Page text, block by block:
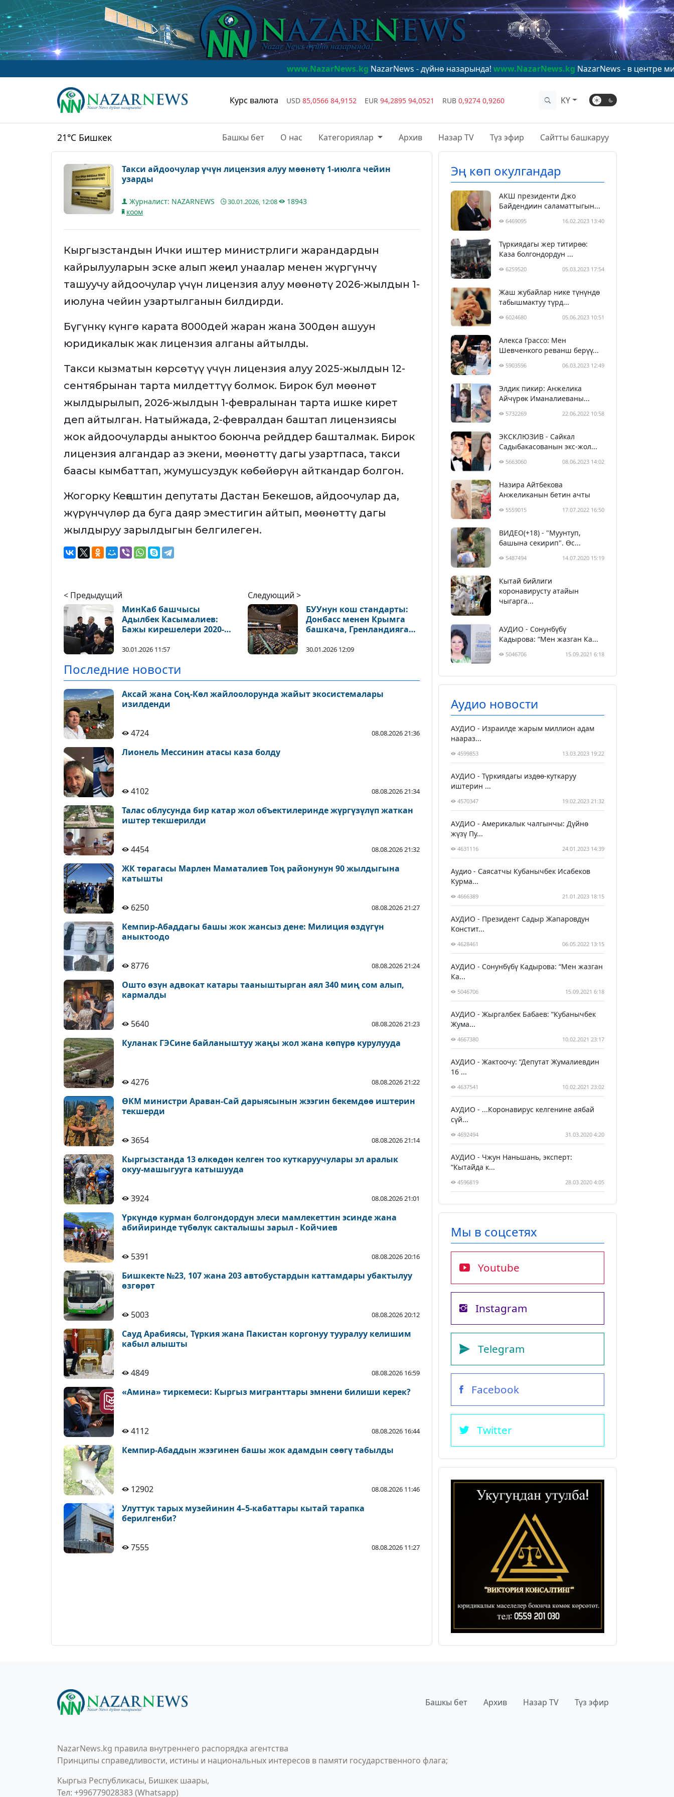
www.NazarNews.kgNazarNews - дүйнө назарында!www.NazarNews.kgNazarNews - в центре мирового
Курс валюта USD 85,0566 84,9152 EUR 94,2895 94,0521 RUB 0,9274 0,9260 KY
21°C Бишкек Башкы бет О нас Категориялар Архив Назар TV Түз эфир Сайтты башкаруу
Такси айдоочулар үчүн лицензия алуу мөөнөтү 1-июлга чейин
узарды
Журналист: NAZARNEWS 30.01.2026, 12:08
18943
коом
Кыргызстандын Ички иштер министрлиги жарандардын
кайрылууларын эске алып жеңил унаалар менен жүргүнчү
ташуучу айдоочулар үчүн лицензия алуу мөөнөтү 2026-жылдын 1-
июлуна чейин узартылганын билдирди.
Бүгүнкү күнгө карата 8000дей жаран жана 300дөн ашуун
юридикалык жак лицензия алганы айтылды.
Такси кызматын көрсөтүү үчүн лицензия алуу 2025-жылдын 12-
сентябрынан тарта милдеттүү болмок. Бирок бул мөөнөт
жылдырылып, 2026-жылдын 1-февралынан тарта ишке кирет
деп айтылган. Натыйжада, 2-февралдан баштап лицензиясы
жок айдоочуларды аныктоо боюнча рейддер башталмак. Бирок
лицензия алгандар аз экени, мөөнөттү дагы узартпаса, такси
баасы кымбаттап, жумушсуздук көбөйөрүн айткандар болгон.
Жогорку Кеңештин депутаты Дастан Бекешов, айдоочулар да,
жүрүнчүлөр да буга даяр эместигин айтып, мөөнөттү дагы
жылдыруу зарылдыгын белгилеген.
< Предыдущий
МинКаб башчысы
Адылбек Касымалиев:
Бажы кирешелери 2020-
эсеге өстү
30.01.2026 11:57
Следующий >
БУУнун кош стандарты:
Донбасс менен Крымга
башкача, Гренландияга
30.01.2026 12:09
Последние новости
Аксай жана Соң-Көл жайлоолорунда жайыт экосистемалары
изилденди
4724 08.08.2026 21:36
Лионель Мессинин атасы каза болду
4102 08.08.2026 21:34
Талас облусунда бир катар жол объектилеринде жүргүзүлүп жаткан
иштер текшерилди
4454 08.08.2026 21:32
ЖК төрагасы Марлен Маматалиев Тоң районунун 90 жылдыгына
катышты
6250 08.08.2026 21:27
Кемпир-Абаддагы башы жок жансыз дене: Милиция өздүгүн
аныктоодо
8776 08.08.2026 21:24
Ошто өзүн адвокат катары тааныштырган аял 340 миң сом алып,
кармалды
5640 08.08.2026 21:23
Куланак ГЭСине байланыштуу жаңы жол жана көпүрө курулууда
4276 08.08.2026 21:22
ӨКМ министри Араван-Сай дарыясынын жээгин бекемдөө иштерин
текшерди
3654 08.08.2026 21:14
Кыргызстанда 13 өлкөдөн келген тоо куткаруучулары эл аралык
окуу-машыгууга катышууда
3924 08.08.2026 21:01
Үркүндө курман болгондордун элеси мамлекеттин эсинде жана
абийиринде түбөлүк сакталышы зарыл - Койчиев
5391 08.08.2026 20:16
Бишкекте №23, 107 жана 203 автобустардын каттамдары убактылуу
өзгөрөт
5003 08.08.2026 20:12
Сауд Арабиясы, Түркия жана Пакистан коргонуу тууралуу келишим
кабыл алышты
4849 08.08.2026 16:59
«Амина» тиркемеси: Кыргыз мигранттары эмнени билиши керек?
4112 08.08.2026 16:44
Кемпир-Абаддын жээгинен башы жок адамдын сөөгү табылды
12902 08.08.2026 11:46
Улуттук тарых музейинин 4–5-кабаттары кытай тарапка
берилгенби?
7555 08.08.2026 11:27
Эң көп окулгандар
АКШ президенти Джо
Байдендиин саламаттыгын...
6469095 16.02.2023 13:40
Түркиядагы жер титирөө:
Каза болгондордун ...
6259520 05.03.2023 17:54
Жаш жубайлар нике түнүндө
табышмактуу түрд...
6024680 05.06.2023 10:51
Алекса Грассо: Мен
Шевченкого реванш берүү...
5903596 06.03.2023 12:49
Элдик пикир: Анжелика
Айчүрөк Иманалиеваны...
5732269 22.06.2022 10:58
ЭКСКЛЮЗИВ - Сайкал
Садыбакасованын экс-жол...
5663060 08.06.2023 14:02
Назира Айтбекова
Анжеликанын бетин ачты
5559015 17.07.2022 16:50
ВИДЕО(+18) - "Муунтуп,
башына секирип". Өс...
5487494 14.07.2020 15:19
Кытай бийлиги
коронавирусту атайын
чыгарга...
АУДИО - Сонунбүбү
Кадырова: “Мен жазган Ка...
5046706 15.09.2021 6:18
Аудио новости
АУДИО - Израилде жарым миллион адам
наараз...
4599853 13.03.2023 19:22
АУДИО - Түркиядагы издөө-куткаруу
иштерин ...
4570347 19.02.2023 21:32
АУДИО - Америкалык чалгынчы: Дүйнө
жүзү Пу...
4631116 24.01.2023 14:39
Аудио - Саясатчы Кубанычбек Исабеков
Курма...
4666389 21.01.2023 18:15
АУДИО - Президент Садыр Жапаровдун
Констит...
4628461 06.05.2022 13:15
АУДИО - Сонунбүбү Кадырова: “Мен жазган
Ка...
5046706 15.09.2021 6:18
АУДИО - Жыргалбек Бабаев: “Кубанычбек
Жума...
4667380 10.02.2021 23:17
АУДИО - Жактоочу: “Депутат Жумалиевдин
16 ...
4637541 10.02.2021 23:02
АУДИО - ...Коронавирус келгенине аябай
сүй...
4692494 31.03.2020 4:20
АУДИО - Чжун Наньшань, эксперт:
“Кытайда к...
4596819 28.03.2020 4:05
Мы в соцсетях
Youtube
Instagram
Telegram
Facebook
Twitter
Башкы бет Архив Назар TV Түз эфир
NazarNews.kg правила внутреннего распорядка агентства
Принципы справедливости, истины и национальных интересов в памяти государственного флага;
Кыргыз Республикасы, Бишкек шаары,
Тел: +996779028383 (Whatsapp)